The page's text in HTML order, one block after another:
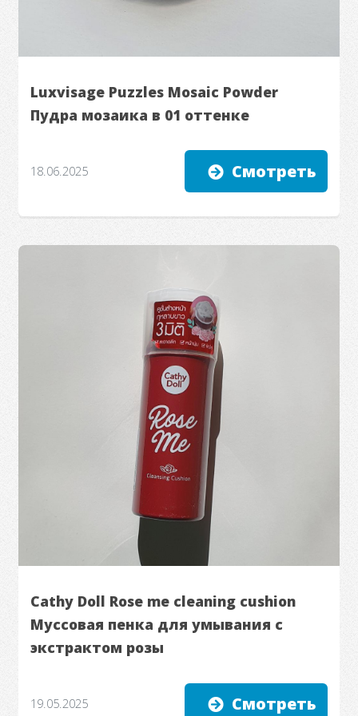
Luxvisage Puzzles Mosaic Powder
Пудра мозаика в 01 оттенке
18.06.2025 Смотреть
Cathy Doll Rose me cleaning cushion
Муссовая пенка для умывания с
экстрактом розы
19.05.2025 Смотреть